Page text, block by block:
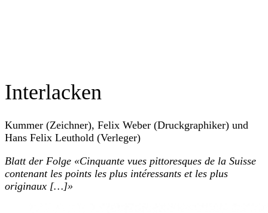
Interlacken
Kummer (Zeichner), Felix Weber (Druckgraphiker) und
Hans Felix Leuthold (Verleger)
Blatt der Folge «Cinquante vues pittoresques de la Suisse
contenant les points les plus intéressants et les plus
originaux […]»